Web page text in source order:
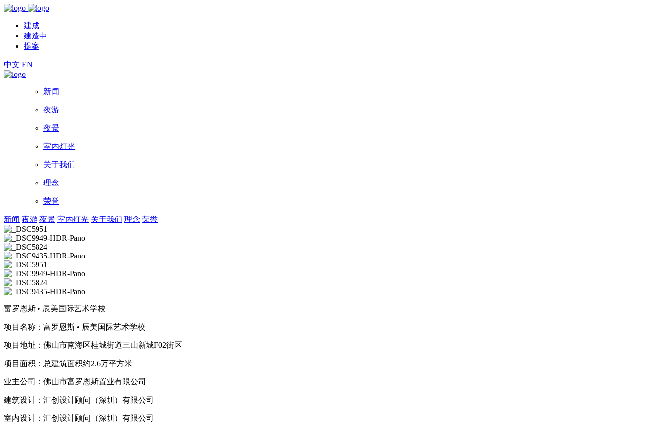
建成
建造中
提案
中文 EN
新闻
夜游
夜景
室内灯光
关于我们
理念
荣誉
新闻 夜游 夜景 室内灯光 关于我们 理念 荣誉
富罗恩斯 • 辰美国际艺术学校
项目名称：富罗恩斯 • 辰美国际艺术学校
项目地址：佛山市南海区桂城街道三山新城F02街区
项目面积：总建筑面积约2.6万平方米
业主公司：佛山市富罗恩斯置业有限公司
建筑设计：汇创设计顾问（深圳）有限公司
室内设计：汇创设计顾问（深圳）有限公司